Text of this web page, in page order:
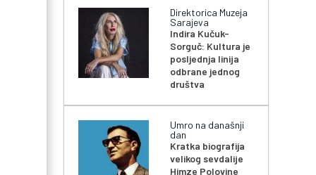
Direktorica Muzeja
Sarajeva
Indira Kučuk-
Sorguč: Kultura je
posljednja linija
odbrane jednog
društva
Umro na današnji
dan
Kratka biografija
velikog sevdalije
Himze Polovine